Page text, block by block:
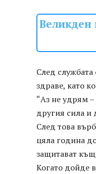
Великден
След службата
здраве, като
“Аз не удрям
другия сила и
След това
цяла година
защитават
Когато дойде